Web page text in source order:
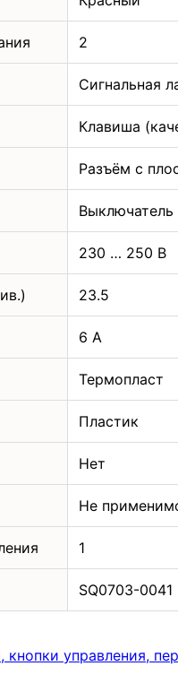
2
Сигнальная
Клавиша
Разъём с
Выключатель
230 … 250 В
23.5
6 А
Термопласт
Пластик
Нет
Не
1
SQ0703-0041
управления,